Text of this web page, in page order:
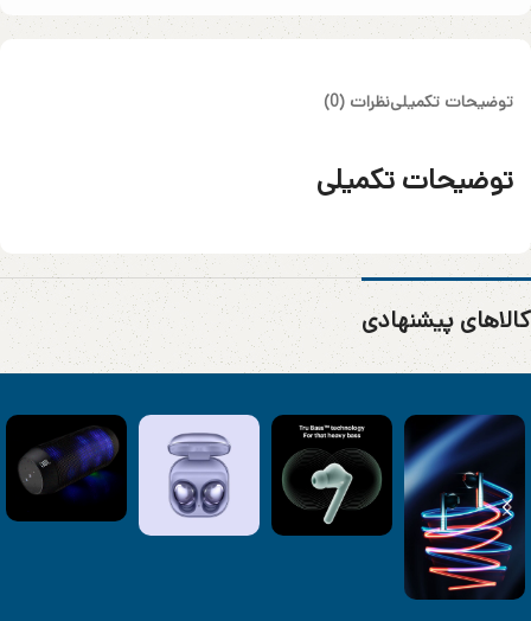
توضیحات تکمیلینظرات (0)
توضیحات تکمیلی
کالاهای پیشنهادی